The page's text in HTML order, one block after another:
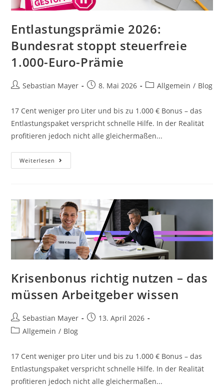
Entlastungsprämie 2026:
Bundesrat stoppt steuerfreie
1.000-Euro-Prämie
Sebastian Mayer 8. Mai 2026 Allgemein / Blog
17 Cent weniger pro Liter und bis zu 1.000 € Bonus – das
Entlastungspaket verspricht schnelle Hilfe. In der Realität
profitieren jedoch nicht alle gleichermaßen...
Weiterlesen
Krisenbonus richtig nutzen – das
müssen Arbeitgeber wissen
Sebastian Mayer
13. April 2026
Allgemein / Blog
17 Cent weniger pro Liter und bis zu 1.000 € Bonus – das
Entlastungspaket verspricht schnelle Hilfe. In der Realität
profitieren jedoch nicht alle gleichermaßen...